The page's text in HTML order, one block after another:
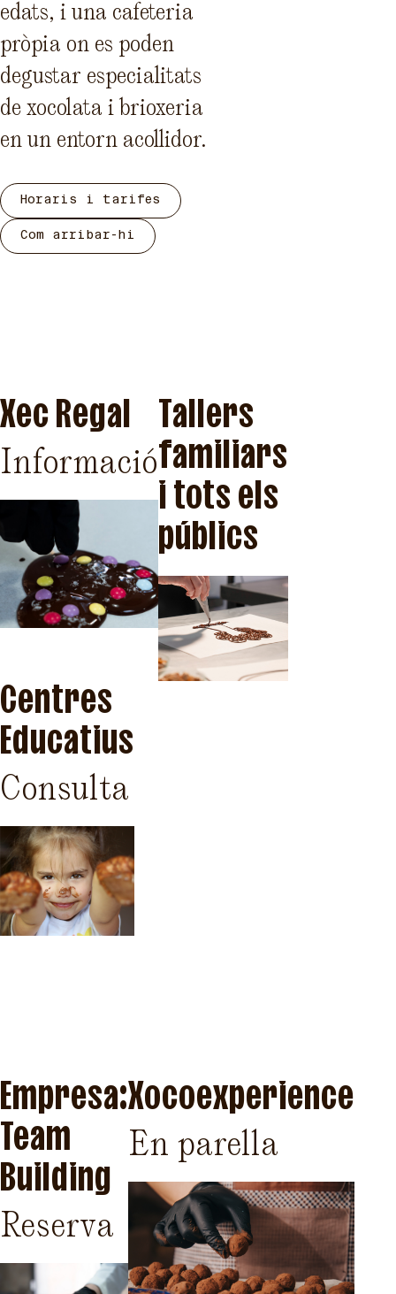
edats, i una cafeteria
pròpia on es poden
degustar especialitats
de xocolata i brioxeria
en un entorn acollidor.
Horaris i tarifes
Com arribar-hi
Xec Regal
Informació
Tallers
familiars
i tots els
públics
Centres
Educatius
Consulta
Empresa:
Team
Building
Reserva
Xocoexperience
En parella